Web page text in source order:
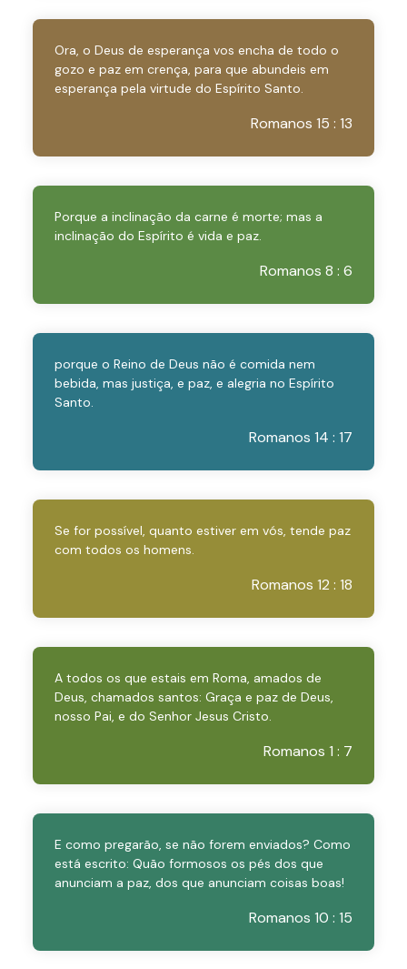
Ora, o Deus de esperança vos encha de todo o
gozo e paz em crença, para que abundeis em
esperança pela virtude do Espírito Santo.
Romanos 15 : 13
Porque a inclinação da carne é morte; mas a
inclinação do Espírito é vida e paz.
Romanos 8 : 6
porque o Reino de Deus não é comida nem
bebida, mas justiça, e paz, e alegria no Espírito
Santo.
Romanos 14 : 17
Se for possível, quanto estiver em vós, tende paz
com todos os homens.
Romanos 12 : 18
A todos os que estais em Roma, amados de
Deus, chamados santos: Graça e paz de Deus,
nosso Pai, e do Senhor Jesus Cristo.
Romanos 1 : 7
E como pregarão, se não forem enviados? Como
está escrito: Quão formosos os pés dos que
anunciam a paz, dos que anunciam coisas boas!
Romanos 10 : 15